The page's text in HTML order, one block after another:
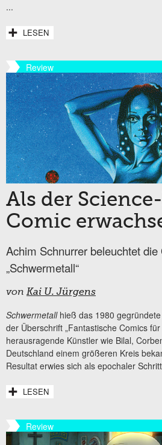
...
LESEN
Review
Als der
Comic
Achim Schnurrer beleuchtet
„Schwermetall“
von Kai U. Jürgens
Schwermetallhieß das 1980
der Überschrift „Fantastische Comics
herausragende Künstler wie Bilal,
Deutschland einem größeren Kreis
Resultat erwies sich als epochaler
LESEN
Review